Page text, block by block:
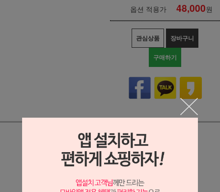
옵션 적용가 48,000원
관심상품 장바구니
구매하기
상세정보 새창 열기